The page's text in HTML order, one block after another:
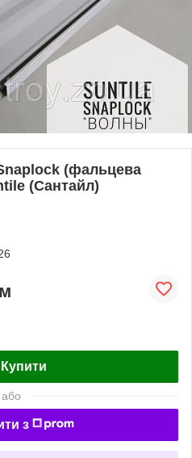
(фальцева
(Сантайл)
Купити
або
з